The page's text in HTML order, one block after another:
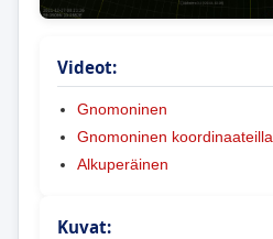
Videot:
Gnomoninen
Gnomoninen koordinaateilla
Alkuperäinen
Kuvat: